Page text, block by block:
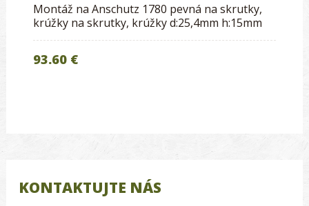
Montáž na Anschutz 1780 pevná na skrutky,
krúžky na skrutky, krúžky d:25,4mm h:15mm
93.60 €
KONTAKTUJTE NÁS